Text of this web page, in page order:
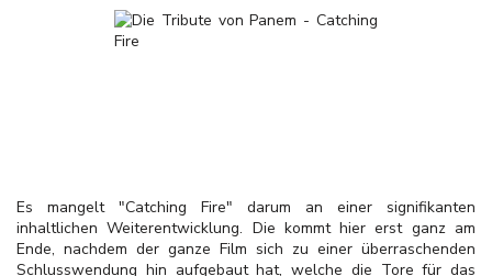
Es mangelt "Catching Fire" darum an einer signifikanten
inhaltlichen Weiterentwicklung. Die kommt hier erst ganz am
Ende, nachdem der ganze Film sich zu einer überraschenden
Schlusswendung hin aufgebaut hat, welche die Tore für das